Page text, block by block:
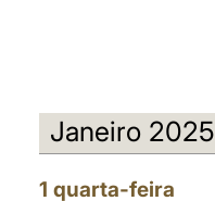
Janeiro 2025
1 quarta-feira